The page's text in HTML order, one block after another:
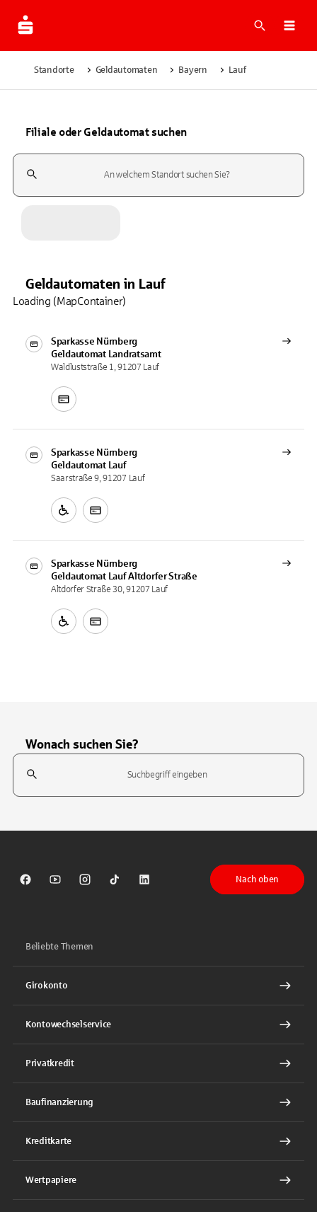
Suche
Standorte Geldautomaten Bayern Lauf
Filiale oder Geldautomat suchen
Suchfeld
Geldautomaten in Lauf
Sparkasse Nürnberg
Geldautomat
Landratsamt
Waldluststraße 1, 91207 Lauf
Sparkasse Nürnberg
Geldautomat
Lauf
Saarstraße 9, 91207 Lauf
Sparkasse Nürnberg
Geldautomat
Lauf Altdorfer Straße
Altdorfer Straße 30, 91207 Lauf
Loading (MapContainer)
Wonach suchen Sie?
Suchfeld
Sparkasse auf Facebook
Sparkasse auf Youtube
Sparkasse auf Instagram
Sparkasse auf TikTok
Sparkasse auf LinkedIn
Nach oben
Beliebte Themen
Girokonto
Kontowechselservice
Privatkredit
Baufinanzierung
Kreditkarte
Wertpapiere